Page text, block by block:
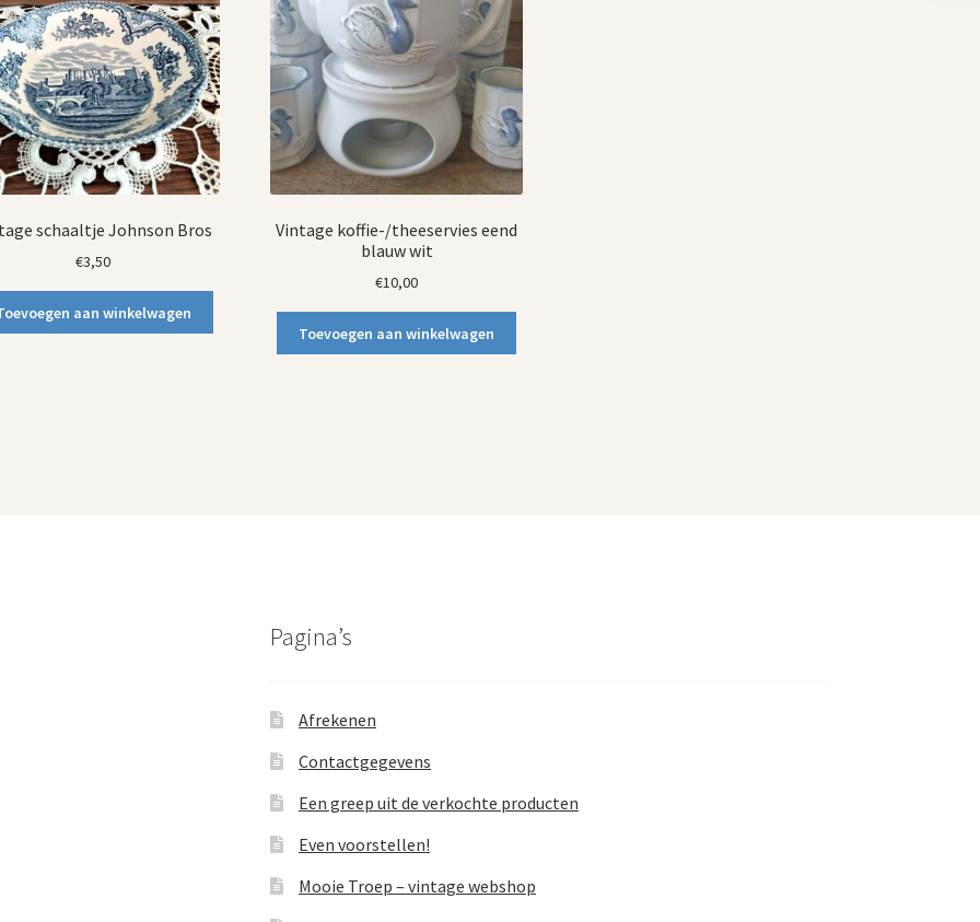
schaaltje Johnson Bros
€3,50
aan winkelwagen
Vintage koffie-/theeservies eend
blauw wit
€10,00
Toevoegen aan winkelwagen
Pagina’s
Afrekenen
Contactgegevens
Een greep uit de verkochte producten
Even voorstellen!
Mooie Troep – vintage webshop